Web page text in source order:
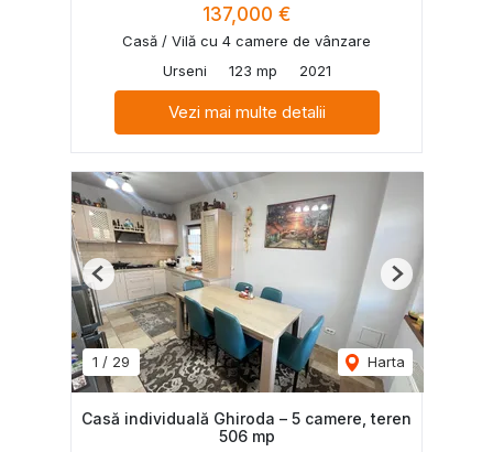
137,000 €
Casă / Vilă cu 4 camere de vânzare
Urseni
123 mp 2021
Vezi mai multe detalii
1 / 29 Harta
Previous Next
Casă individuală Ghiroda – 5 camere, teren
506 mp